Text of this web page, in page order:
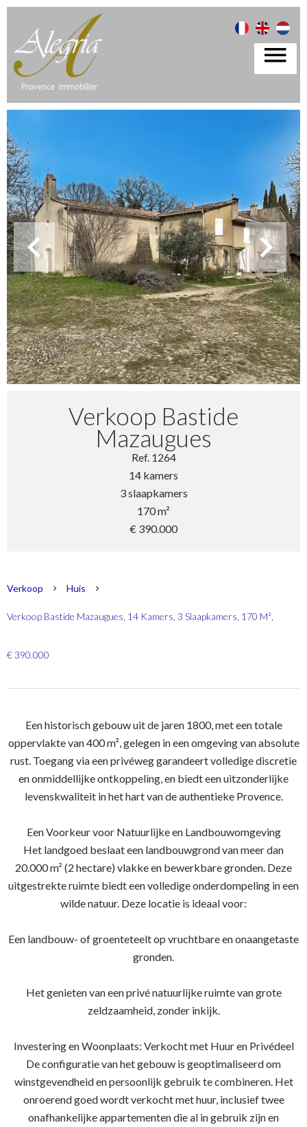
Verkoop Bastide
Mazaugues
Ref. 1264
14 kamers
3 slaapkamers
170 m²
€ 390.000
Verkoop Huis
Verkoop Bastide Mazaugues, 14 Kamers, 3 Slaapkamers, 170 M²,
€ 390.000
Een historisch gebouw uit de jaren 1800, met een totale
oppervlakte van 400 m², gelegen in een omgeving van absolute
rust. Toegang via een privéweg garandeert volledige discretie
en onmiddellijke ontkoppeling, en biedt een uitzonderlijke
levenskwaliteit in het hart van de authentieke Provence.
Een Voorkeur voor Natuurlijke en Landbouwomgeving
Het landgoed beslaat een landbouwgrond van meer dan
20.000 m² (2 hectare) vlakke en bewerkbare gronden. Deze
uitgestrekte ruimte biedt een volledige onderdompeling in een
wilde natuur. Deze locatie is ideaal voor:
Een landbouw- of groenteteelt op vruchtbare en onaangetaste
gronden.
Het genieten van een privé natuurlijke ruimte van grote
zeldzaamheid, zonder inkijk.
Investering en Woonplaats: Verkocht met Huur en Privédeel
De configuratie van het gebouw is geoptimaliseerd om
winstgevendheid en persoonlijk gebruik te combineren. Het
onroerend goed wordt verkocht met huur, inclusief twee
onafhankelijke appartementen die al in gebruik zijn en